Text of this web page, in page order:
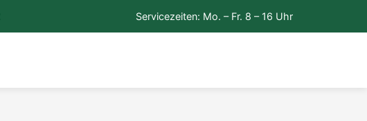
Servicezeiten: Mo. – Fr. 8 – 16 Uhr